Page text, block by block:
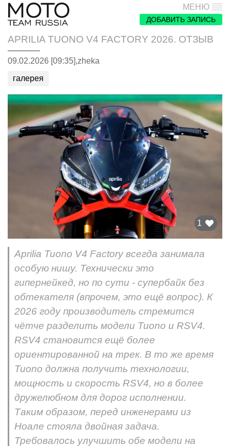
МЕНЮ
ДОБАВИТЬ ЗАПИСЬ
APRILIA TUONO V4 FACTORY 2026. ОТЗЫВ
09.02.2026 [09:35],zheka
галерея
1
Aprilia Tuono V4 Factory всегда занимала
особую нишу. Технически это
гипернейкед, но по сути - супербайк без
обтекателя (впрочем, это ещё вопрос). К
2026 году производитель стремится
чётче разделить модели Tuono и RSV4.
RSV4 становится ещё более
ориентированной на трек. В то же время
Tuono должна получить технологии,
мощность и скорость RSV4, но в более
дружелюбном для дорог исполнении.
Таким образом, перед инженерами из
Ноале стояла двойная задача.
Требовалось улучшить обе модели на